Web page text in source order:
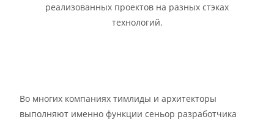
реализованных проектов на разных стэках
технологий.
Во многих компаниях тимлиды и архитекторы
выполняют именно функции сеньор разработчика